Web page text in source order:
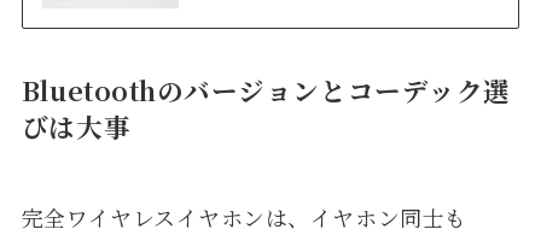
Bluetoothのバージョンとコーデック選
びは大事
完全ワイヤレスイヤホンは、イヤホン同士も